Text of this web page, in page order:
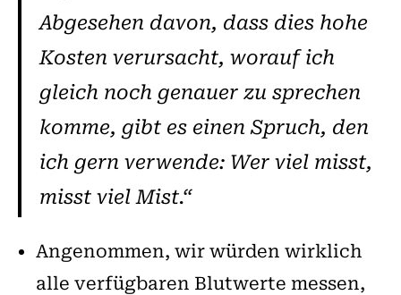
Abgesehen davon, dass dies hohe
Kosten verursacht, worauf ich
gleich noch genauer zu sprechen
komme, gibt es einen Spruch, den
ich gern verwende: Wer viel misst,
misst viel Mist.“
Angenommen, wir würden wirklich
alle verfügbaren Blutwerte messen,